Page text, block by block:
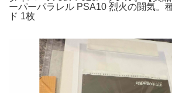
ーパーパラレル PSA10 烈火の闘気。
ド 1枚